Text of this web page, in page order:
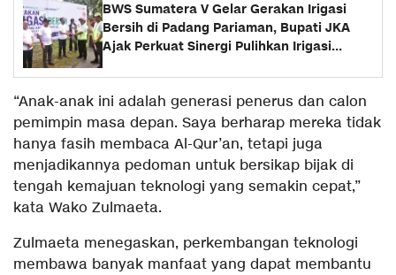
‎BWS Sumatera V Gelar Gerakan Irigasi
Bersih di Padang Pariaman, Bupati JKA
Ajak Perkuat Sinergi Pulihkan Irigasi
“Anak-anak ini adalah generasi penerus dan calon
pemimpin masa depan. Saya berharap mereka tidak
hanya fasih membaca Al-Qur’an, tetapi juga
menjadikannya pedoman untuk bersikap bijak di
tengah kemajuan teknologi yang semakin cepat,”
kata Wako Zulmaeta.
Zulmaeta menegaskan, perkembangan teknologi
membawa banyak manfaat yang dapat membantu